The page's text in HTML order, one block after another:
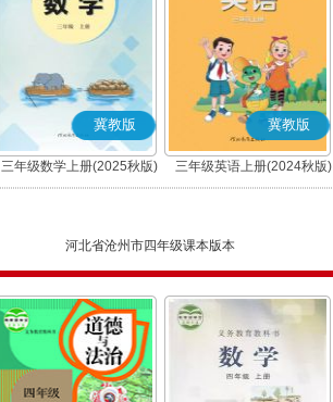
冀教版
三年级数学上册(2025秋版)
冀教版
三年级英语上册(2024秋版)
(三年级起点)
河北省沧州市四年级课本版本